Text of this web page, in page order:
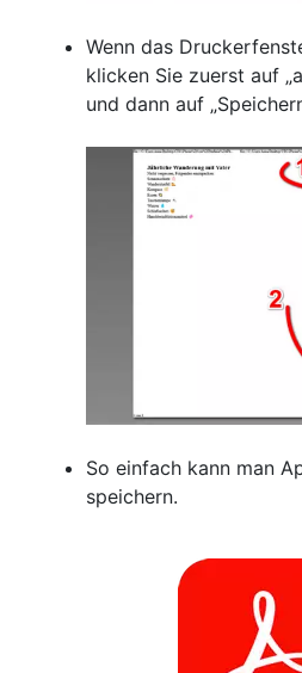
Wenn das
klicken Sie zuerst auf
und dann auf
So einfach kann man
speichern.